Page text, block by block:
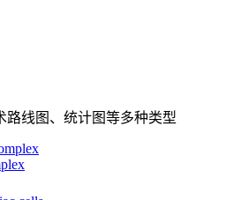
路线图、统计图等多种类型